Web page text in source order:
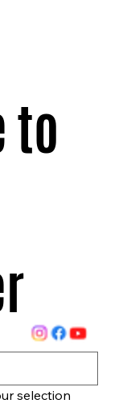
to
selection